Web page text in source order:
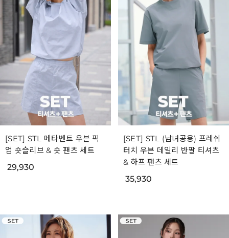
[SET] STL 메타벤트 우븐 픽
업 숏슬리브 & 숏 팬츠 세트
29,930
[SET] STL (남녀공용) 프레쉬
터치 우븐 데일리 반팔 티셔츠
& 하프 팬츠 세트
35,930